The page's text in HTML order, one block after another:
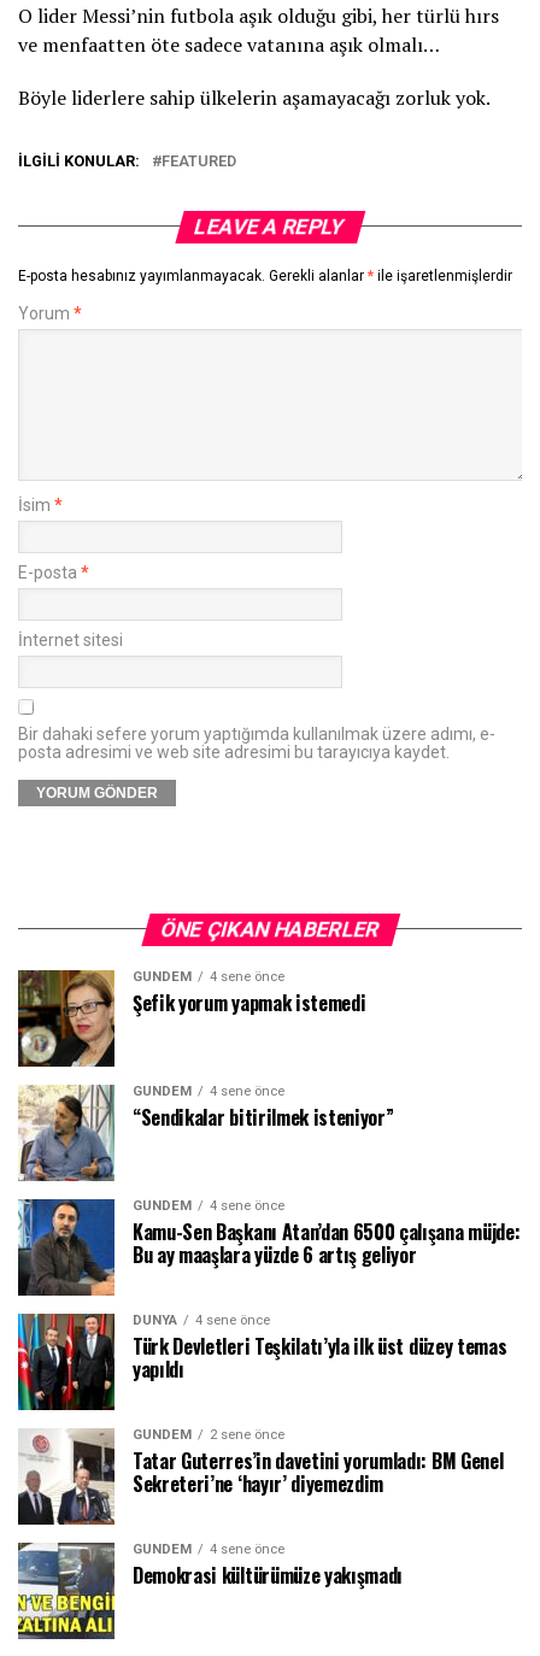
O lider Messi’nin futbola aşık olduğu gibi, her türlü hırs
ve menfaatten öte sadece vatanına aşık olmalı…
Böyle liderlere sahip ülkelerin aşamayacağı zorluk yok.
İLGILI KONULAR: FEATURED
LEAVE A REPLY
E-posta hesabınız yayımlanmayacak. Gerekli alanlar * ile işaretlenmişlerdir
Yorum *
İsim *
E-posta *
İnternet sitesi
Bir dahaki sefere yorum yaptığımda kullanılmak üzere adımı, e-
posta adresimi ve web site adresimi bu tarayıcıya kaydet.
ÖNE ÇIKAN HABERLER
GÜNDEM 4 sene önce
Şefik yorum yapmak istemedi
GÜNDEM 4 sene önce
“Sendikalar bitirilmek isteniyor”
GÜNDEM 4 sene önce
Kamu-Sen Başkanı Atan’dan 6500 çalışana müjde:
Bu ay maaşlara yüzde 6 artış geliyor
DÜNYA 4 sene önce
Türk Devletleri Teşkilatı’yla ilk üst düzey temas
yapıldı
GÜNDEM 2 sene önce
Tatar Guterres’in davetini yorumladı: BM Genel
Sekreteri’ne ‘hayır’ diyemezdim
GÜNDEM 4 sene önce
Demokrasi kültürümüze yakışmadı